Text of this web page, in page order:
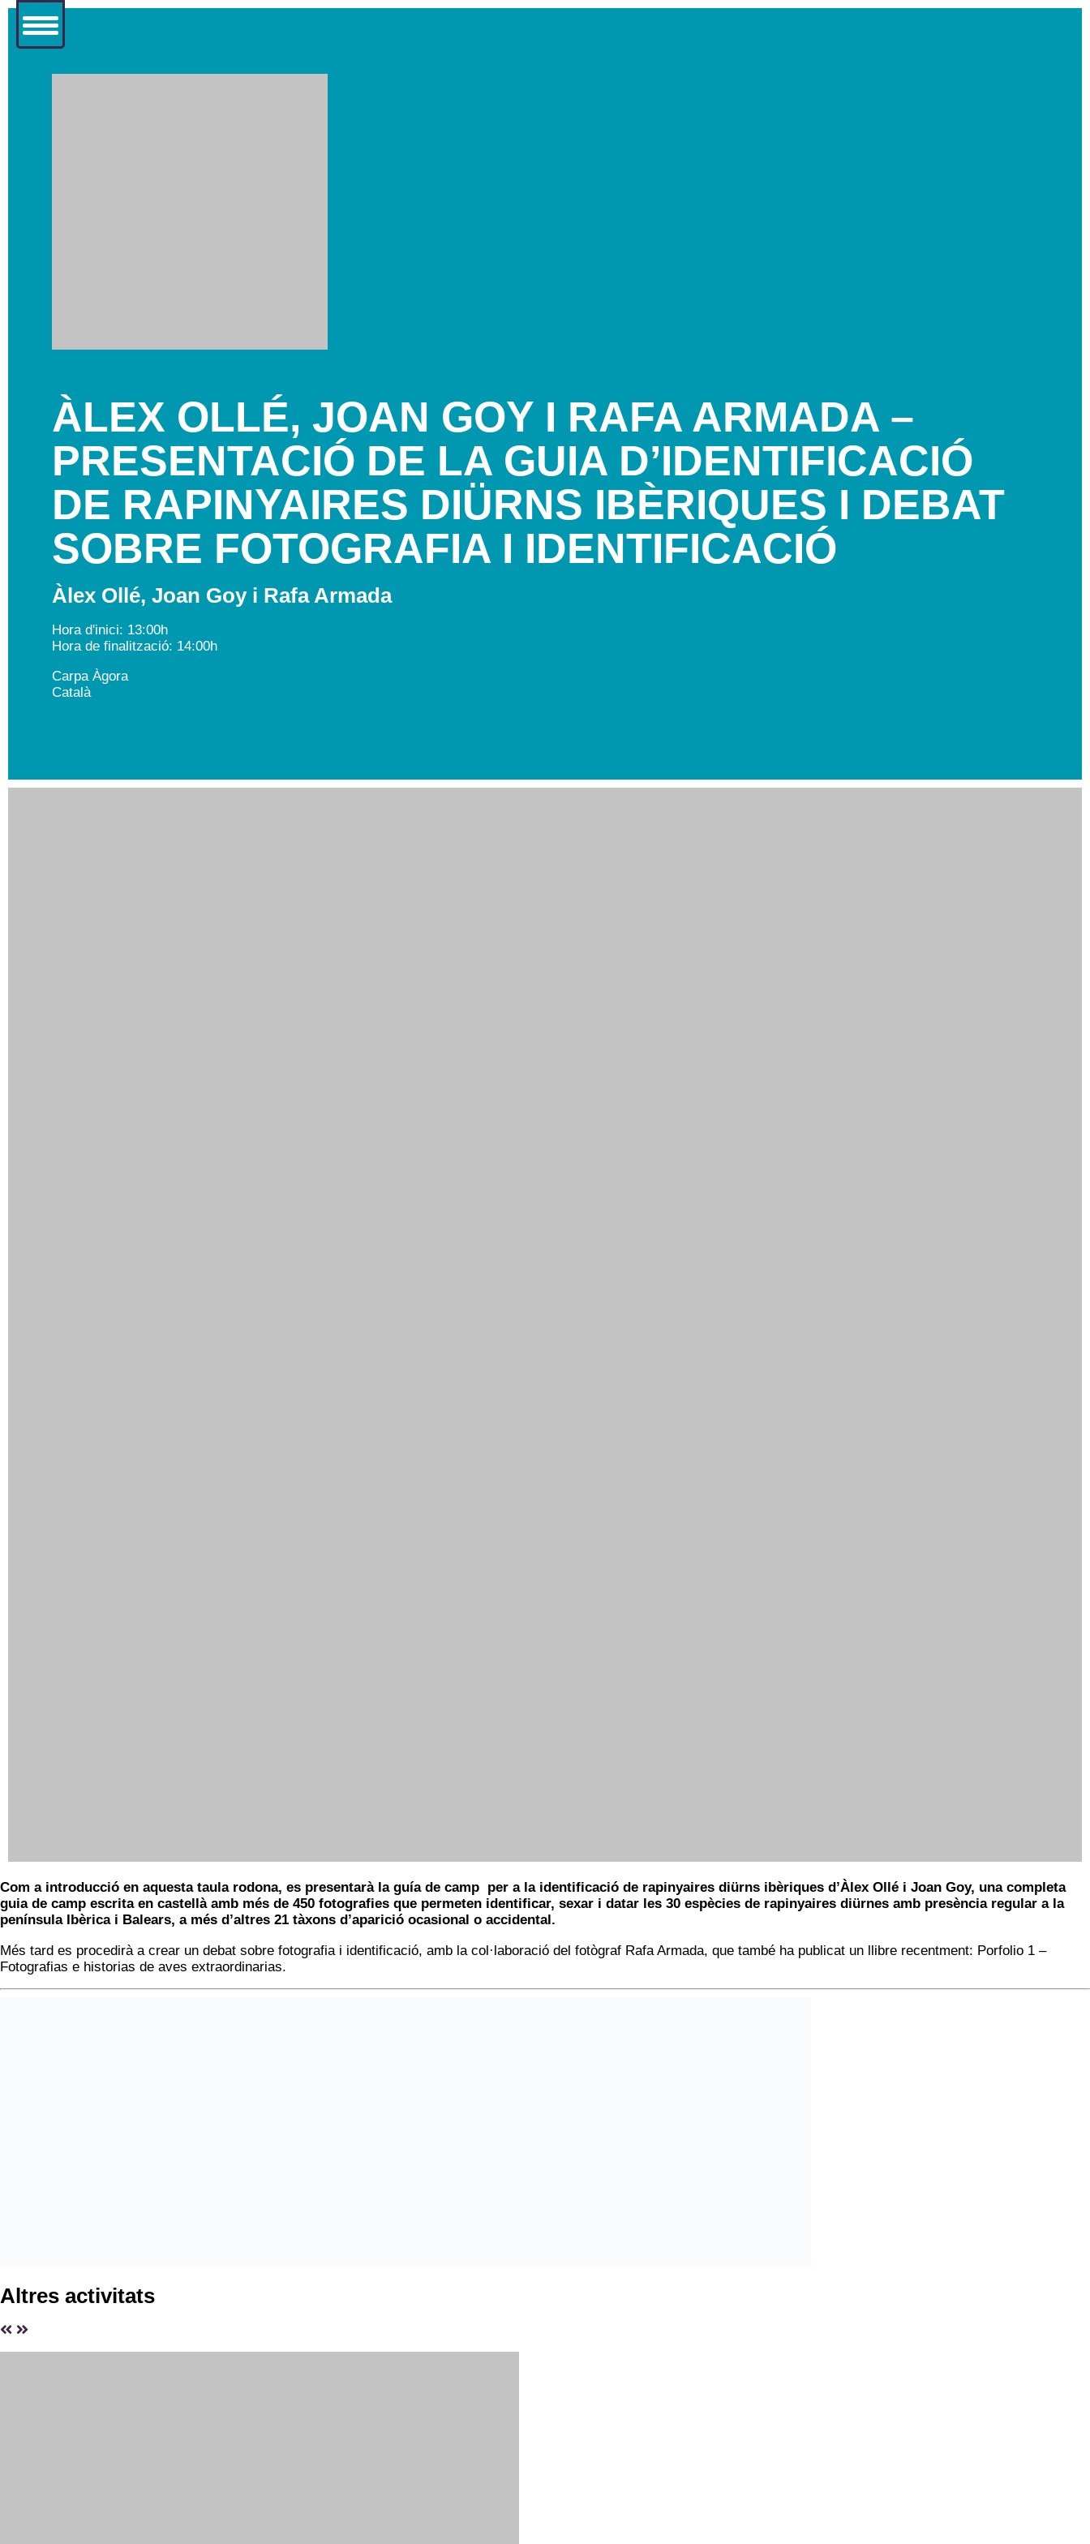
ÀLEX OLLÉ, JOAN GOY I RAFA ARMADA –
PRESENTACIÓ DE LA GUIA D’IDENTIFICACIÓ
DE RAPINYAIRES DIÜRNS IBÈRIQUES I DEBAT
SOBRE FOTOGRAFIA I IDENTIFICACIÓ
Àlex Ollé, Joan Goy i Rafa Armada
Hora d'inici: 13:00h
Hora de finalització: 14:00h
Carpa Àgora
Català
Com a introducció en aquesta taula rodona, es presentarà la guía de camp per a la identificació de rapinyaires diürns ibèriques d’Àlex Ollé i Joan Goy, una completa
guia de camp escrita en castellà amb més de 450 fotografies que permeten identificar, sexar i datar les 30 espècies de rapinyaires diürnes amb presència regular a la
península Ibèrica i Balears, a més d’altres 21 tàxons d’aparició ocasional o accidental.
Més tard es procedirà a crear un debat sobre fotografia i identificació, amb la col·laboració del fotògraf Rafa Armada, que també ha publicat un llibre recentment: Porfolio 1 –
Fotografias e historias de aves extraordinarias.
Altres activitats